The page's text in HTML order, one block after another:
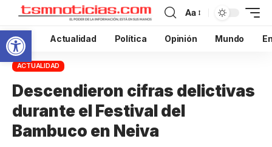
Abrir barra de herramientas
Aa
Inicio Actualidad Política Opinión Mundo
ACTUALIDAD
Descendieron cifras delictivas
durante el Festival del
Bambuco en Neiva